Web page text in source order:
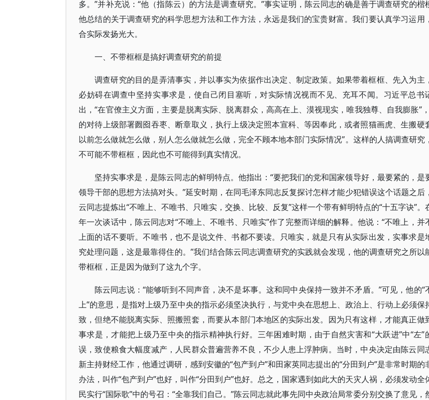
多。”并补充说：“他（指陈云）的方法是调查研究。”事实证明，陈云同志的确是善于调查研究的楷
他总结的关于调查研究的科学思想方法和工作方法，永远是我们的宝贵财富。我们要认真学习运用
合实际发扬光大。
一、不带框框是搞好调查研究的前提
调查研究的目的是弄清事实，并以事实为依据作出决定、制定政策。如果带着框框、先入为主
必妨碍在调查中坚持实事求是，使自己闭目塞听，对实际情况视而不见、充耳不闻。习近平总书
出，“在官僚主义方面，主要是脱离实际、脱离群众，高高在上、漠视现实，唯我独尊、自我膨胀”
的对待上级部署囫囵吞枣、断章取义，执行上级决定照本宣科、等因奉此，或者照猫画虎、生搬硬
以前怎么做就怎么做，别人怎么做就怎么做，完全不顾本地本部门实际情况”。这样的人搞调查研究
不可能不带框框，因此也不可能得到真实情况。
坚持实事求是，是陈云同志的鲜明特点。他指出：“要把我们的党和国家领导好，最要紧的，是
领导干部的思想方法搞对头。”延安时期，在同毛泽东同志反复探讨怎样才能少犯错误这个话题之后
云同志提炼出“不唯上、不唯书、只唯实，交换、比较、反复”这样一个带有鲜明特点的“十五字诀”。
年一次谈话中，陈云同志对“不唯上、不唯书、只唯实”作了完整而详细的解释。他说：“不唯上，并
上面的话不要听。不唯书，也不是说文件、书都不要读。只唯实，就是只有从实际出发，实事求是
究处理问题，这是最靠得住的。”我们结合陈云同志调查研究的实践就会发现，他的调查研究之所以
带框框，正是因为做到了这九个字。
陈云同志说：“能够听到不同声音，决不是坏事。这和同中央保持一致并不矛盾。”可见，他的“
上”的意思，是指对上级乃至中央的指示必须坚决执行，与党中央在思想上、政治上、行动上必须保
致，但绝不能脱离实际、照搬照套，而要从本部门本地区的实际出发。因为只有这样，才能真正做
事求是，才能把上级乃至中央的指示精神执行好。三年困难时期，由于自然灾害和“大跃进”中“左”
误，致使粮食大幅度减产，人民群众普遍营养不良，不少人患上浮肿病。当时，中央决定由陈云同
新主持财经工作，他通过调研，感到安徽的“包产到户”和田家英同志提出的“分田到户”是非常时期的
办法，叫作“包产到户”也好，叫作“分田到户”也好。总之，国家遇到如此大的天灾人祸，必须发动全
民实行“国际歌”中的号召：“全靠我们自己。”陈云同志就此事先同中央政治局常委分别交换了意见，